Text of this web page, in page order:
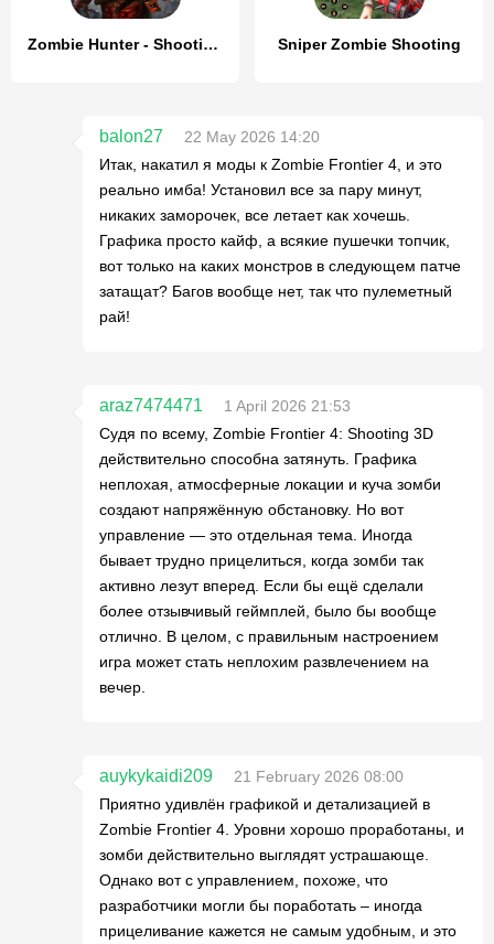
Zombie Hunter - Shooting Game Sniper Zombie Shooting
balon27
22 May 2026 14:20
Итак, накатил я моды к Zombie Frontier 4, и это
реально имба! Установил все за пару минут,
никаких заморочек, все летает как хочешь.
Графика просто кайф, а всякие пушечки топчик,
вот только на каких монстров в следующем патче
затащат? Багов вообще нет, так что пулеметный
рай!
araz7474471
1 April 2026 21:53
Судя по всему, Zombie Frontier 4: Shooting 3D
действительно способна затянуть. Графика
неплохая, атмосферные локации и куча зомби
создают напряжённую обстановку. Но вот
управление — это отдельная тема. Иногда
бывает трудно прицелиться, когда зомби так
активно лезут вперед. Если бы ещё сделали
более отзывчивый геймплей, было бы вообще
отлично. В целом, с правильным настроением
игра может стать неплохим развлечением на
вечер.
auykykaidi209
21 February 2026 08:00
Приятно удивлён графикой и детализацией в
Zombie Frontier 4. Уровни хорошо проработаны, и
зомби действительно выглядят устрашающе.
Однако вот с управлением, похоже, что
разработчики могли бы поработать – иногда
прицеливание кажется не самым удобным, и это